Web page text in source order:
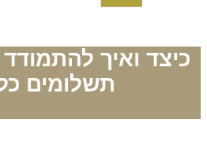
כיצד ואיך להתמודד
תשלומים